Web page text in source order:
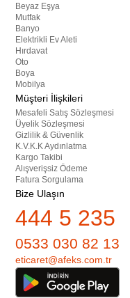
Beyaz Eşya
Mutfak
Banyo
Elektrikli Ev Aleti
Hırdavat
Oto
Boya
Mobilya
Müşteri İlişkileri
Mesafeli Satış Sözleşmesi
Üyelik Sözleşmesi
Gizlilik & Güvenlik
K.V.K.K Aydınlatma
Kargo Takibi
Alışverişsiz Ödeme
Fatura Sorgulama
Bize Ulaşın
444 5 235
0533 030 82 13
eticaret@afeks.com.tr